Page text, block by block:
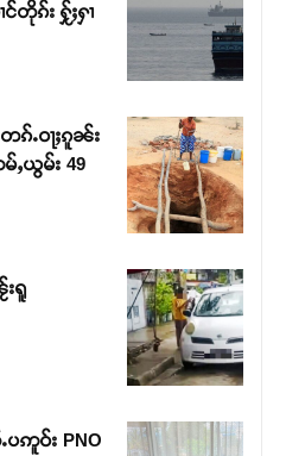
င်း ၵူႈတီႈၵူႈလႅၼ်ပေႃးတေၸွ
ၶဝ်ႈႁူမ်ႈၵမ်ႉထႅမ် ၸုမ်းၶၢ
လႆႈယူႇၶႃႈဢေႃႈ။
တိုၵ်း ႁႂ်ႈႁၢ
ၵ်ႉဝႃႈၵူၼ်း
ႇယွမ်း 49
းရူ
ဢူဝ်း PNO